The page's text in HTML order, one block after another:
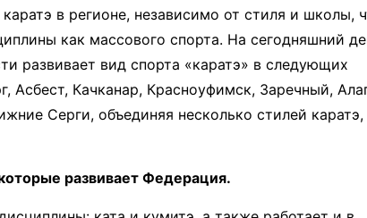
в регионе, независимо от стиля и школы,
как массового спорта. На сегодняшний
развивает вид спорта «каратэ» в следующих
Асбест, Качканар, Красноуфимск, Заречный,
Серги, объединяя несколько стилей каратэ,
развивает Федерация.